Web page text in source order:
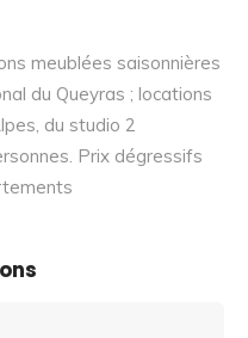
meublées saisonnières
du Queyras ; locations
du studio 2
Prix dégressifs